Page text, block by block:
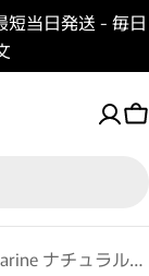
短当日発送 - 毎日
tricca +Marine ナチュラルヘアミルク